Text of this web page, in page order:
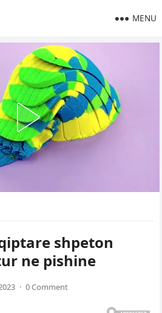
MENU
shpeton
ne pishine
· 0 Comment